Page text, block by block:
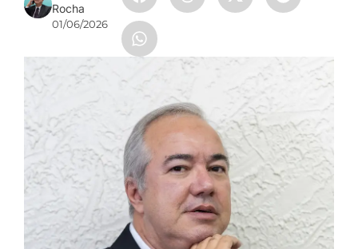
Rocha
01/06/2026